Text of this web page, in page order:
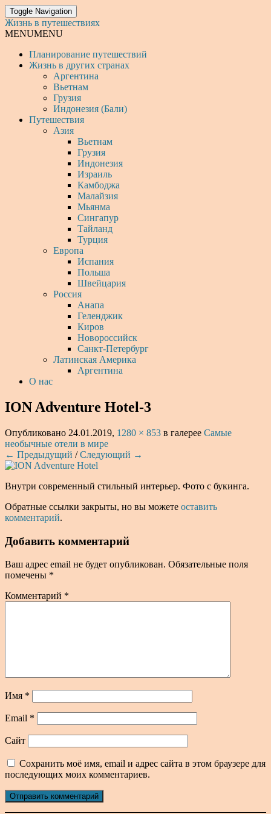
Toggle Navigation
Жизнь в путешествиях
MENUMENU
Планирование путешествий
Жизнь в других странах
Аргентина
Вьетнам
Грузия
Индонезия (Бали)
Путешествия
Азия
Вьетнам
Грузия
Индонезия
Израиль
Камбоджа
Малайзия
Мьянма
Сингапур
Тайланд
Турция
Европа
Испания
Польша
Швейцария
Россия
Анапа
Геленджик
Киров
Новороссийск
Санкт-Петербург
Латинская Америка
Аргентина
О нас
ION Adventure Hotel-3
Опубликовано 24.01.2019, 1280 × 853 в галерее Самые
необычные отели в мире
← Предыдущий /Следующий →
Внутри современный стильный интерьер. Фото с букинга.
Обратные ссылки закрыты, но вы можете оставить
комментарий.
Добавить комментарий
Ваш адрес email не будет опубликован. Обязательные поля
помечены *
Комментарий *
Имя *
Email *
Сайт
Сохранить моё имя, email и адрес сайта в этом браузере для
последующих моих комментариев.